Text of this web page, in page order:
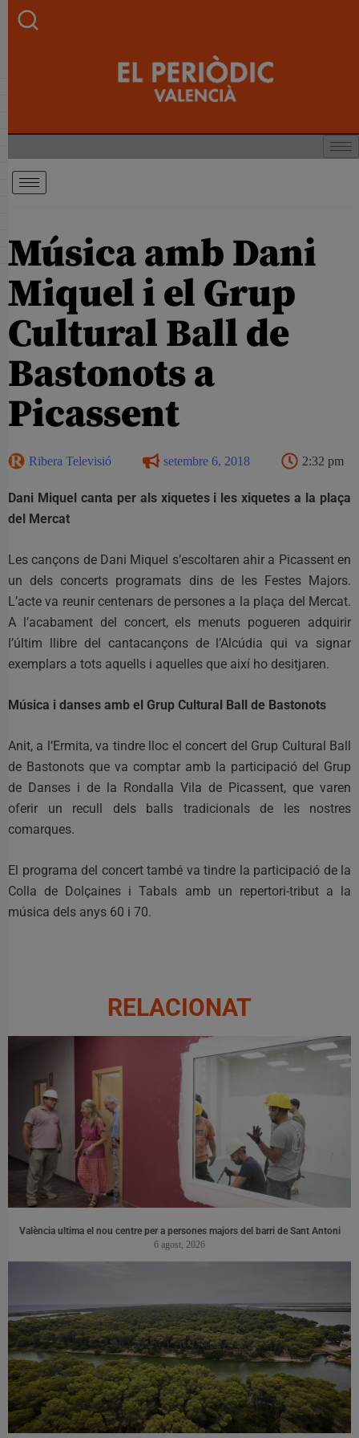
Música amb Dani
Miquel i el Grup
Cultural Ball de
Bastonots a
Picassent
Ribera Televisió setembre 6, 2018 2:32 pm
Dani Miquel canta per als xiquetes i les xiquetes a la plaça
del Mercat
Les cançons de Dani Miquel s’escoltaren ahir a Picassent en
un dels concerts programats dins de les Festes Majors.
L’acte va reunir centenars de persones a la plaça del Mercat.
A l’acabament del concert, els menuts pogueren adquirir
l’últim llibre del cantacançons de l’Alcúdia qui va signar
exemplars a tots aquells i aquelles que així ho desitjaren.
Música i danses amb el Grup Cultural Ball de Bastonots
Anit, a l’Ermita, va tindre lloc el concert del Grup Cultural Ball
de Bastonots que va comptar amb la participació del Grup
de Danses i de la Rondalla Vila de Picassent, que varen
oferir un recull dels balls tradicionals de les nostres
comarques.
El programa del concert també va tindre la participació de la
Colla de Dolçaines i Tabals amb un repertori-tribut a la
música dels anys 60 i 70.
RELACIONAT
València ultima el nou centre per a persones majors del barri de Sant Antoni
6 agost, 2026